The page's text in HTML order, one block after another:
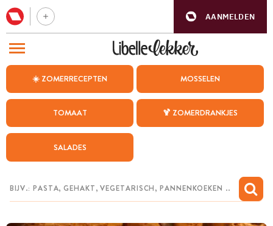
AANMELDEN
☀️ ZOMERRECEPTEN MOSSELEN
TOMAAT 🍹 ZOMERDRANKJES
SALADES
BEZOEK ONZE ANDERE WEBSITES
WEEKMENU
CHAT MET MAIA
MIJN BEWAARDE RECEPTEN